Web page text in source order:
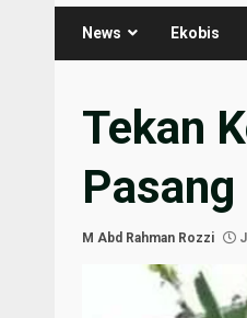
News Ekobis
Tekan
M Abd Rahman Rozzi